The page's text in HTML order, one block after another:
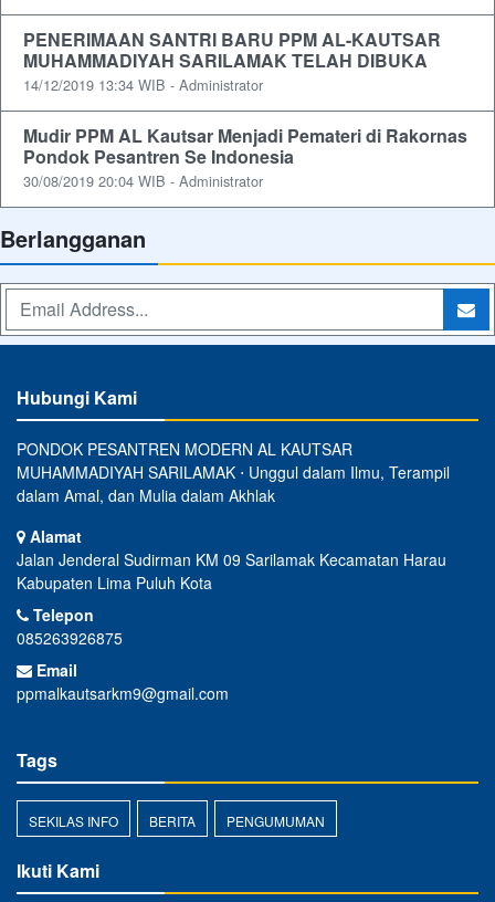
PENERIMAAN SANTRI BARU PPM AL-KAUTSAR
MUHAMMADIYAH SARILAMAK TELAH DIBUKA
14/12/2019 13:34 WIB - Administrator
Mudir PPM AL Kautsar Menjadi Pemateri di Rakornas
Pondok Pesantren Se Indonesia
30/08/2019 20:04 WIB - Administrator
Berlangganan
Hubungi Kami
PONDOK PESANTREN MODERN AL KAUTSAR
MUHAMMADIYAH SARILAMAK ⋅ Unggul dalam Ilmu, Terampil
dalam Amal, dan Mulia dalam Akhlak
Alamat
Jalan Jenderal Sudirman KM 09 Sarilamak Kecamatan Harau
Kabupaten Lima Puluh Kota
Telepon
085263926875
Email
ppmalkautsarkm9@gmail.com
Tags
SEKILAS INFO BERITA PENGUMUMAN
Ikuti Kami